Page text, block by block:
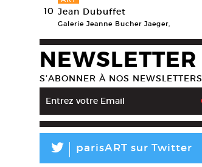
10 Jean Dubuffet
Galerie Jeanne Bucher Jaeger,
NEWSLETTER
S’ABONNER À NOS NEWSLETTERS
L parisART sur Twitter